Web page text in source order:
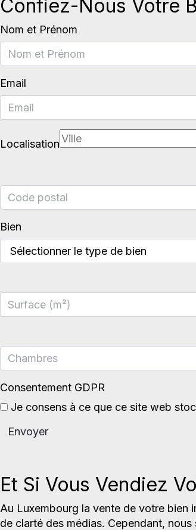
Confiez-Nous Votre
Nom et Prénom
Email
Localisation
Bien
Consentement GDPR
Je consens à ce que ce site web
Envoyer
Et Si Vous Vendiez
Au Luxembourg la vente de votre bien
de clarté des médias. Cependant,